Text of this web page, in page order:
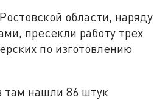
области, наряду
пресекли работу трех
по изготовлению
там нашли 86 штук